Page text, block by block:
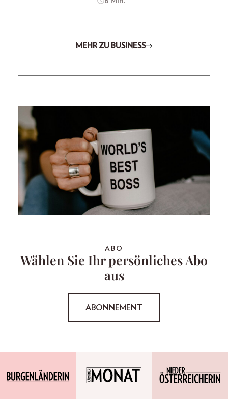
MEHR ZU BUSINESS
ABO
Wählen Sie Ihr persönliches Abo
aus
ABONNEMENT